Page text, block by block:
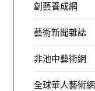
創藝養成網
藝術新聞雜誌
非池中藝術網
全球華人藝術網